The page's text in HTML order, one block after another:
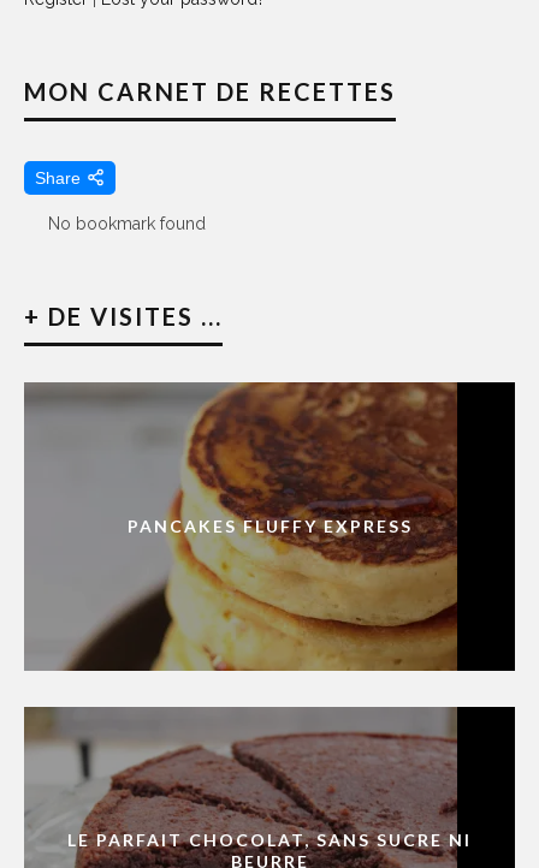
MON CARNET DE RECETTES
Share
No bookmark found
+ DE VISITES ...
PANCAKES FLUFFY EXPRESS
LE PARFAIT CHOCOLAT, SANS SUCRE NI
BEURRE